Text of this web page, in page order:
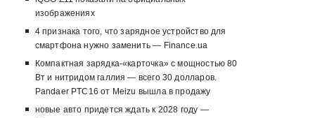
изображениях
4 признака того, что зарядное устройство для
смартфона нужно заменить — Finance.ua
Компактная зарядка-«карточка» с мощностью 80
Вт и нитридом галлия — всего 30 долларов.
Pandaer PTC16 от Meizu вышла в продажу
новые авто придется ждать к 2028 году —